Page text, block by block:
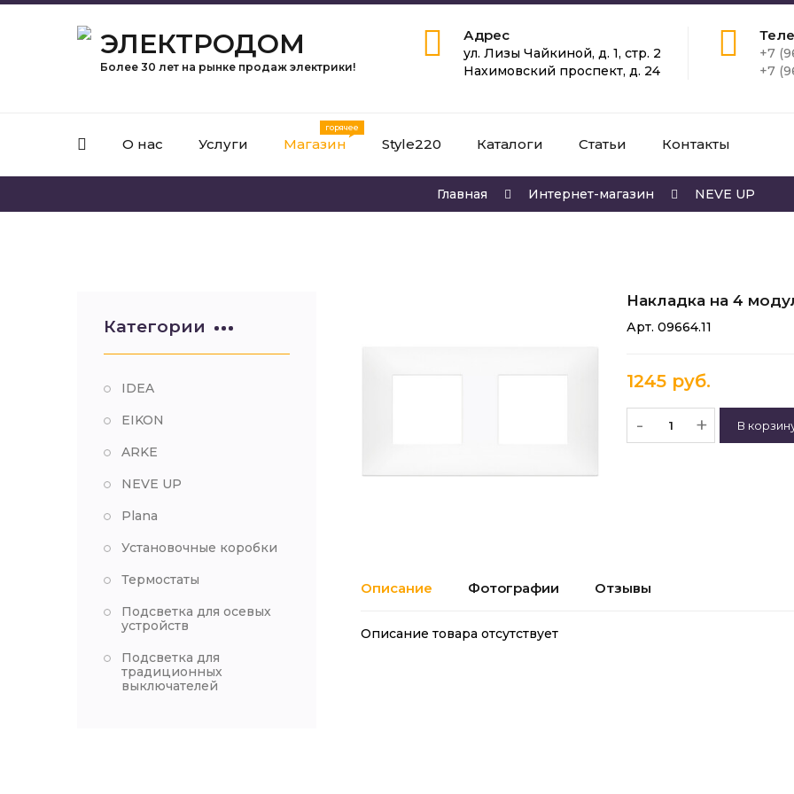
ЭЛЕКТРОДОМ
Более 30 лет на рынке продаж электрики!
Адрес
ул. Лизы Чайкиной, д. 1, стр. 2
Нахимовский проспект, д. 24
+7
+7
О нас Услуги Магазин Style220 Каталоги Статьи Контакты
Главная Интернет-магазин NEVE UP
Накладка на 4
Арт. 09664.11
1245 руб.
- +
Описание Фотографии Отзывы
Описание товара отсутствует
Категории
IDEA
EIKON
ARKE
NEVE UP
Plana
Установочные коробки
Термостаты
Подсветка для осевых
устройств
Подсветка для
традиционных
выключателей